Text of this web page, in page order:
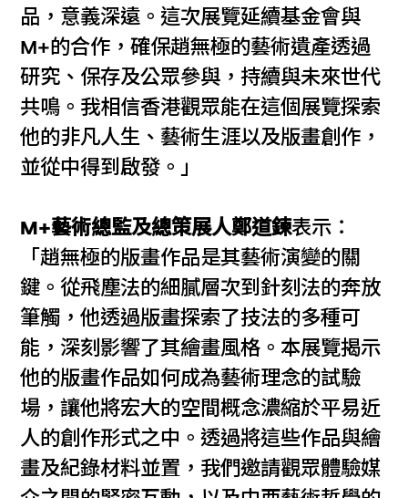
品，意義深遠。這次展覽延續基金會與
M+的合作，確保趙無極的藝術遺產透過
研究、保存及公眾參與，持續與未來世代
共鳴。我相信香港觀眾能在這個展覽探索
他的非凡人生、藝術生涯以及版畫創作，
並從中得到啟發。」
M+藝術總監及總策展人鄭道鍊表示：
「趙無極的版畫作品是其藝術演變的關
鍵。從飛塵法的細膩層次到針刻法的奔放
筆觸，他透過版畫探索了技法的多種可
能，深刻影響了其繪畫風格。本展覽揭示
他的版畫作品如何成為藝術理念的試驗
場，讓他將宏大的空間概念濃縮於平易近
人的創作形式之中。透過將這些作品與繪
畫及紀錄材料並置，我們邀請觀眾體驗媒